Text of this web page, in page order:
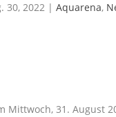
30, 2022| Aquarena,
31. August